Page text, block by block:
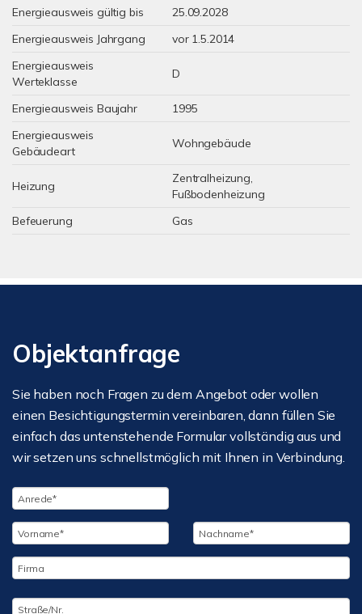
Energieausweis gültig bis
25.09.2028
Energieausweis Jahrgang
vor 1.5.2014
Energieausweis
Werteklasse
D
Energieausweis Baujahr
1995
Energieausweis
Gebäudeart
Wohngebäude
Heizung
Zentralheizung,
Fußbodenheizung
Befeuerung
Gas
Objektanfrage
Sie haben noch Fragen zu dem Angebot oder wollen
einen Besichtigungstermin vereinbaren, dann füllen Sie
einfach das untenstehende Formular vollständig aus und
wir setzen uns schnellstmöglich mit Ihnen in Verbindung.